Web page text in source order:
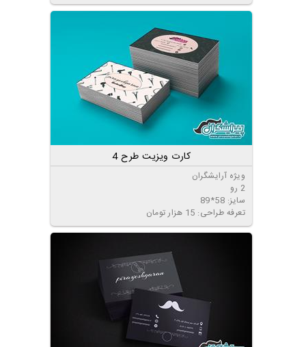
کارت ویزیت طرح 4
ویژه آرایشگران
2 رو
سایز: 58*89
تعرفه طراحی: 15 هزار تومان